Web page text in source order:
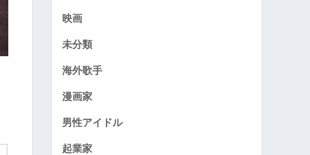
映画
未分類
海外歌手
漫画家
男性アイドル
起業家